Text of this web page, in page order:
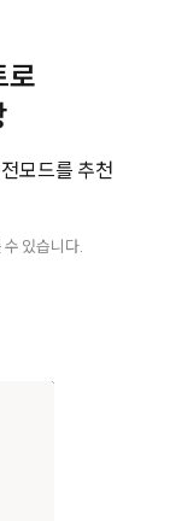
로
모드를 추천
있습니다.